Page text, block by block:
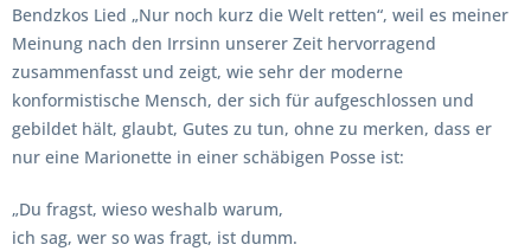
Bendzkos Lied „Nur noch kurz die Welt retten“, weil es meiner
Meinung nach den Irrsinn unserer Zeit hervorragend
zusammenfasst und zeigt, wie sehr der moderne
konformistische Mensch, der sich für aufgeschlossen und
gebildet hält, glaubt, Gutes zu tun, ohne zu merken, dass er
nur eine Marionette in einer schäbigen Posse ist:
„Du fragst, wieso weshalb warum,
ich sag, wer so was fragt, ist dumm.